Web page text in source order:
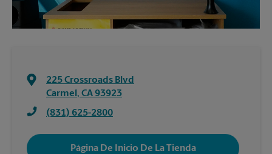
225 Crossroads Blvd
Carmel, CA93923
(831) 625-2800
Página De Inicio De La Tienda